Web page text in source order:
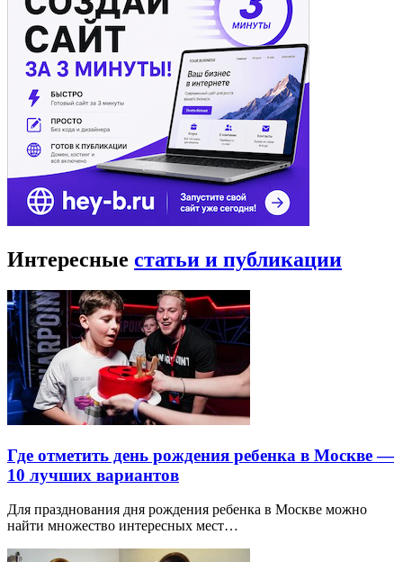
Интересные статьи и публикации
Где отметить день рождения ребенка в Москве —
10 лучших вариантов
Для празднования дня рождения ребенка в Москве можно
найти множество интересных мест…